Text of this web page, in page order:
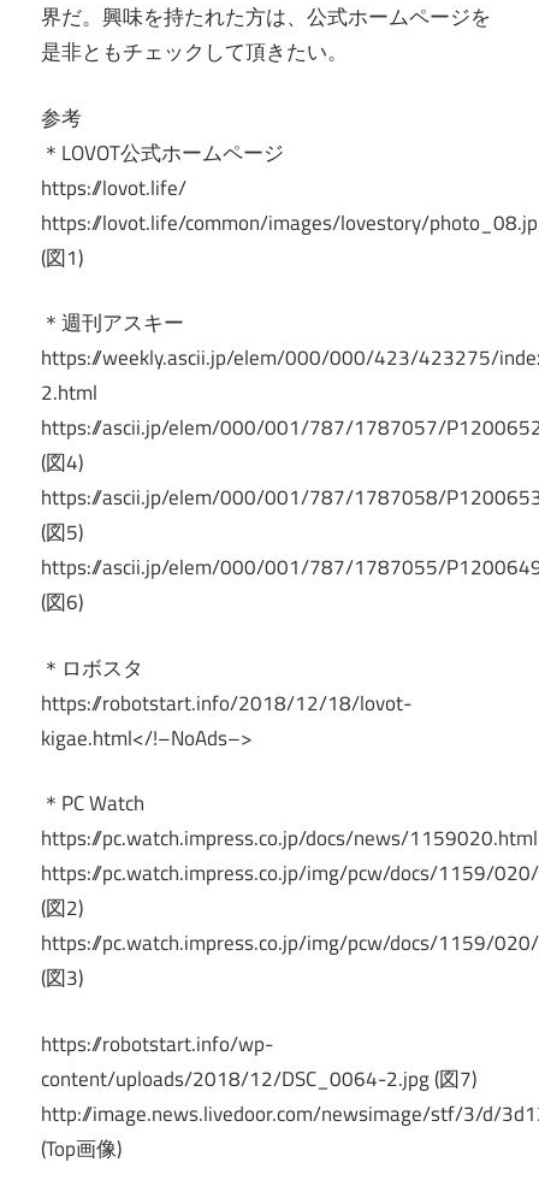
界だ。興味を持たれた方は、公式ホームページを
是非ともチェックして頂きたい。
参考
＊LOVOT公式ホームページ
https://lovot.life/
https://lovot.life/common/images/lovestory/
(図1)
＊週刊アスキー
https://weekly.ascii.jp/elem/000/000/423/423275/
2.html
https://ascii.jp/elem/000/001/787/1787057/
(図4)
https://ascii.jp/elem/000/001/787/1787058/
(図5)
https://ascii.jp/elem/000/001/787/1787055/
(図6)
＊ロボスタ
https://robotstart.info/2018/12/18/lovot-
kigae.html</!–NoAds–>
＊PC Watch
https://pc.watch.impress.co.jp/docs/news/1159020.html
https://pc.watch.impress.co.jp/img/pcw/docs/1159/
(図2)
https://pc.watch.impress.co.jp/img/pcw/docs/1159/
(図3)
https://robotstart.info/wp-
content/uploads/2018/12/DSC_0064-2.jpg (図7)
http://image.news.livedoor.com/newsimage/stf/3/d/
(Top画像)